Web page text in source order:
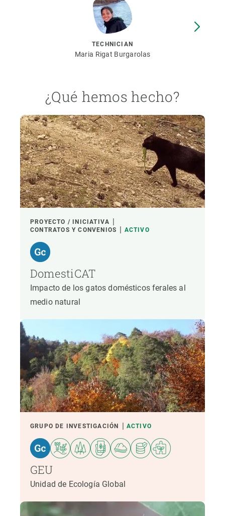
TECHNICIAN
Maria Rigat Burgarolas
¿Qué hemos hecho?
PROYECTO / INICIATIVA
CONTRATOS Y CONVENIOS
ACTIVO
DomestiCAT
Impacto de los gatos domésticos ferales al
medio natural
GRUPO DE INVESTIGACIÓN ACTIVO
GEU
Unidad de Ecología Global